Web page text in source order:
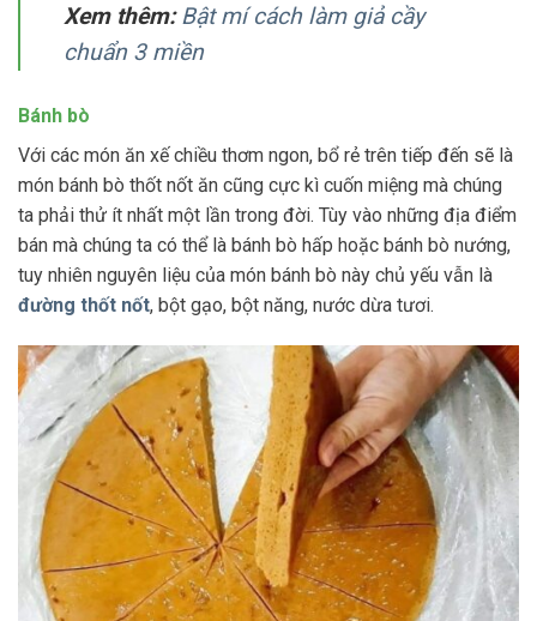
Xem thêm: Bật mí cách làm giả cầy
chuẩn 3 miền
Bánh bò
Với các món ăn xế chiều thơm ngon, bổ rẻ trên tiếp đến sẽ là
món bánh bò thốt nốt ăn cũng cực kì cuốn miệng mà chúng
ta phải thử ít nhất một lần trong đời. Tùy vào những địa điểm
bán mà chúng ta có thể là bánh bò hấp hoặc bánh bò nướng,
tuy nhiên nguyên liệu của món bánh bò này chủ yếu vẫn là
đường thốt nốt, bột gạo, bột năng, nước dừa tươi.